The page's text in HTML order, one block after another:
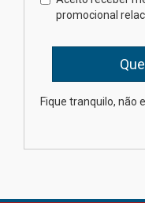
promocional
Fique tranquilo, não